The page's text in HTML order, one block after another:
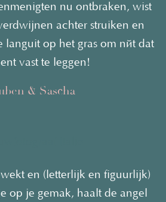
nu ontbraken, wist
achter struiken en
languit op het gras om nét dat
vast te leggen!
& Sascha
en (letterlijk en figuurlijk)
op je gemak, haalt de angel